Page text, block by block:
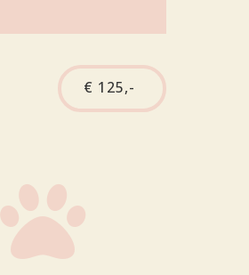
€ 125,-
